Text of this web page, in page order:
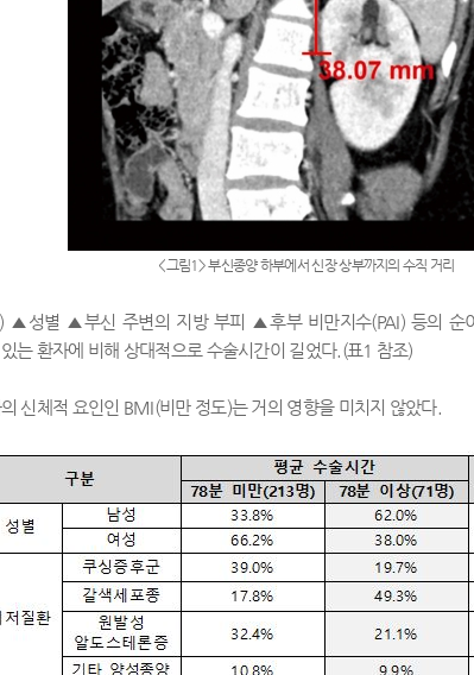
<그림1>부신종양 하부에서 신장 상부까지의 수직 거리
) ▲ 성별 ▲부신 주변의 지방 부피 ▲후부 비만지수(PAI)등의 순
는 환자에 비해 상대적으로 수술시간이 길었다.(표1 참조)
신체적 요인인 BMI(비만 정도)는 거의 영향을 미치지 않았다.